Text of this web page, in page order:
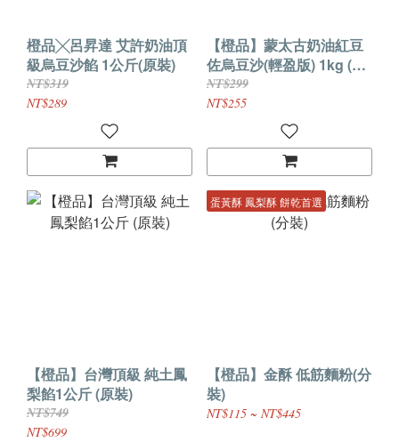
橙品╳呂昇達 艾許奶油頂
級烏豆沙餡 1公斤(原裝)
NT$319
NT$289
【橙品】蒙太古奶油紅豆
佐烏豆沙(輕盈版) 1kg (原
裝)
NT$299
NT$255
【橙品】台灣頂級 純土鳳
梨餡1公斤 (原裝)
NT$749
NT$699
蛋黃酥 鳳梨酥 餅乾首選
【橙品】金酥 低筋麵粉(分
裝)
NT$115 ~ NT$445